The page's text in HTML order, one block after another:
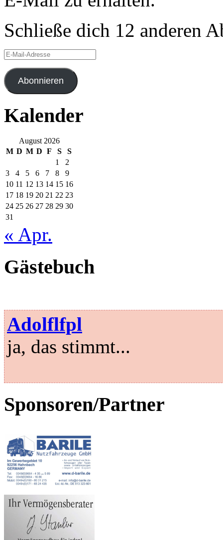
Schließe dich 12 anderen
E-
Mail-
Adresse
Abonnieren
Kalender
August 2026
M D M D F S
S
1
2
3
4 5 6 7 8
9
10 11 12 13 14 15 16
17 18 19 20 21 22 23
24 25 26 27 28 29 30
31
« Apr.
Gästebuch
Adolflfpl
ja, das stimmt...
Sponsoren/Partner